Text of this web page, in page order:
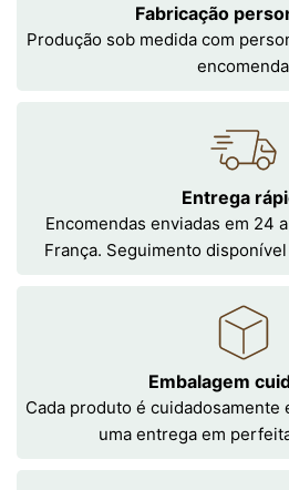
Fabricação
Produção sob medida com
Entrega
Encomendas enviadas em 24
França. Seguimento
Embalagem
Cada produto é cuidadosamente
uma entrega em